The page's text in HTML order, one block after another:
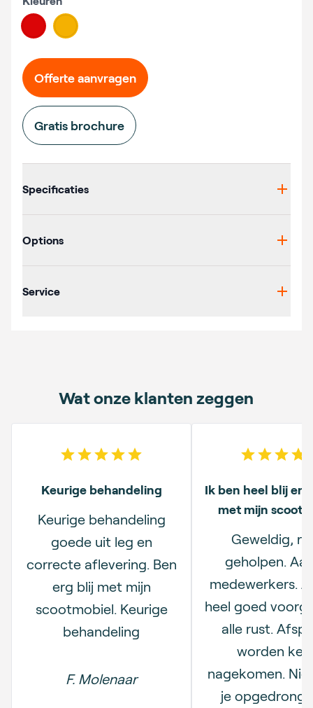
Choose a color
#db0507#f4b102
Offerte aanvragen
Gratis brochure
Specificaties
Options
Service
Wat onze klanten zeggen
5 out of 5 stars
Keurige behandeling
Keurige behandeling
goede uit leg en
correcte aflevering. Ben
erg blij met mijn
scootmobiel. Keurige
behandeling
F. Molenaar
5 out
Ik ben heel blij en
met mijn
Geweldig,
geholpen.
medewerkers.
heel goed
alle rust.
worden
nagekomen.
je